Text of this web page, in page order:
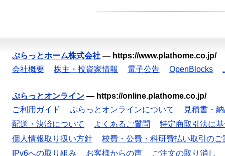
ぷらっとホーム株式会社 — https://www.plathome.co.jp/
会社概要
株主・投資家情報 電子公告 OpenBlocks
ぷらっとオンライン — https://online.plathome.co.jp/
ご利用ガイド
ぷらっとオンラインについて
見積書・
配送・決済について
よくあるご質問
特定商取引法に
個人情報取り扱い方針
校費・公費・科研費払い取引のご
IPv6への取り組み
お客様からの声 ご注文の取り消し